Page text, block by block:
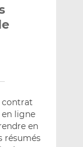
contrat
en ligne
en
résumés